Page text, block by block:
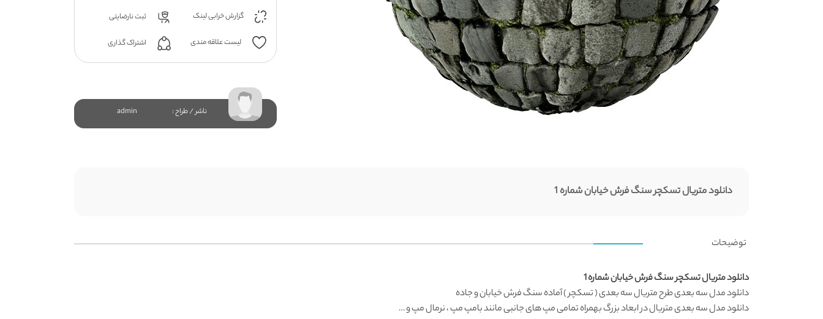
گزارش خرابی لینک
ثبت نارضایتی
لیست علاقه مندی اشتراک گذاری
ناشر / طراح : admin
دانلود متریال تسکچر سنگ فرش خیابان شماره 1
توضیحات
دانلود متریال تسکچر سنگ فرش خیابان شماره 1
دانلود مدل سه بعدیطرح متریال سه بعدی ( تسکچر ) آماده سنگ فرش خیابان و جاده
دانلود مدل سه بعدی متریالدر ابعاد بزرگ بهمراه تمامی مپ های جانبی مانند بامپ مپ ، نرمال مپ و …